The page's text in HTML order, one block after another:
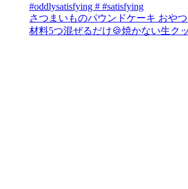
#oddlysatisfying # #satisfying⁠
さつまいものパウンドケーキ おや
材料5つ混ぜるだけ🍪焼かない生ク